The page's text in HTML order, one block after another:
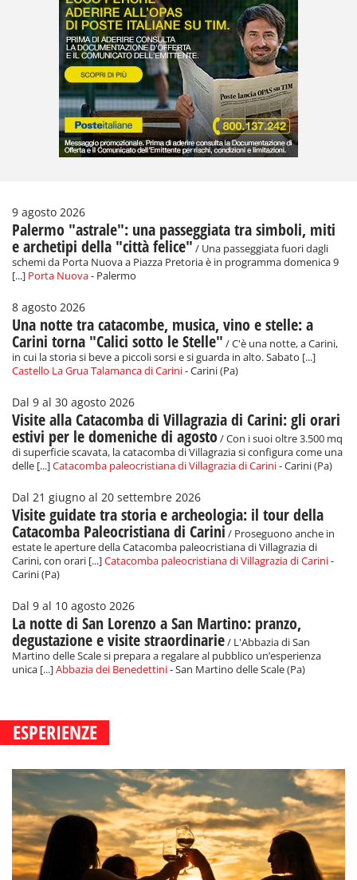
9 agosto 2026
Palermo "astrale": una passeggiata tra simboli, miti
e archetipi della "città felice" / Una passeggiata fuori dagli
schemi da Porta Nuova a Piazza Pretoria è in programma domenica 9
[...] Porta Nuova- Palermo
8 agosto 2026
Una notte tra catacombe, musica, vino e stelle: a
Carini torna "Calici sotto le Stelle" / C'è una notte, a Carini,
in cui la storia si beve a piccoli sorsi e si guarda in alto. Sabato [...]
Castello La Grua Talamanca di Carini- Carini (Pa)
Dal 9 al 30 agosto 2026
Visite alla Catacomba di Villagrazia di Carini: gli orari
estivi per le domeniche di agosto/ Con i suoi oltre 3.500 mq
di superficie scavata, la catacomba di Villagrazia si configura come una
delle [...]Catacomba paleocristiana di Villagrazia di Carini- Carini (Pa)
Dal 21 giugno al 20 settembre 2026
Visite guidate tra storia e archeologia: il tour della
Catacomba Paleocristiana di Carini/ Proseguono anche in
estate le aperture della Catacomba paleocristiana di Villagrazia di
Carini, con orari [...]Catacomba paleocristiana di Villagrazia di Carini-
Carini (Pa)
Dal 9 al 10 agosto 2026
La notte di San Lorenzo a San Martino: pranzo,
degustazione e visite straordinarie/ L'Abbazia di San
Martino delle Scale si prepara a regalare al pubblico un’esperienza
unica [...]Abbazia dei Benedettini- San Martino delle Scale (Pa)
ESPERIENZE